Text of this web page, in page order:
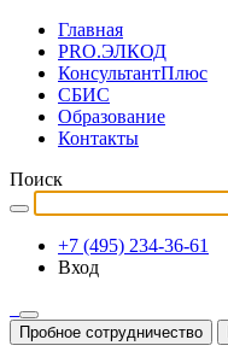
Главная
PRO.ЭЛКОД
КонсультантПлюс
СБИС
Образование
Контакты
Поиск
+7 (495) 234-36-61
Вход
Пробное сотрудничество